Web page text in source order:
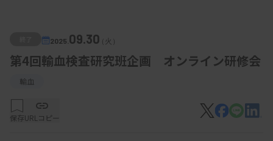
2025. 09.30（火）
第4回輸血検査研究班企画 オンライン研修会
輸血
保存URLコピー